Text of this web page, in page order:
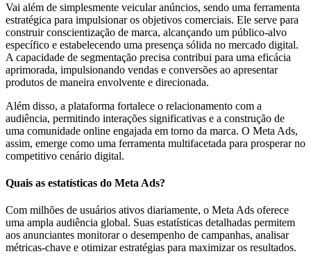
Vai além de simplesmente veicular anúncios, sendo uma ferramenta
estratégica para impulsionar os objetivos comerciais. Ele serve para
construir conscientização de marca, alcançando um público-alvo
específico e estabelecendo uma presença sólida no mercado digital.
A capacidade de segmentação precisa contribui para uma eficácia
aprimorada, impulsionando vendas e conversões ao apresentar
produtos de maneira envolvente e direcionada.
Além disso, a plataforma fortalece o relacionamento com a
audiência, permitindo interações significativas e a construção de
uma comunidade online engajada em torno da marca. O Meta Ads,
assim, emerge como uma ferramenta multifacetada para prosperar no
competitivo cenário digital.
Quais as estatísticas do Meta Ads?
Com milhões de usuários ativos diariamente, o Meta Ads oferece
uma ampla audiência global. Suas estatísticas detalhadas permitem
aos anunciantes monitorar o desempenho de campanhas, analisar
métricas-chave e otimizar estratégias para maximizar os resultados.